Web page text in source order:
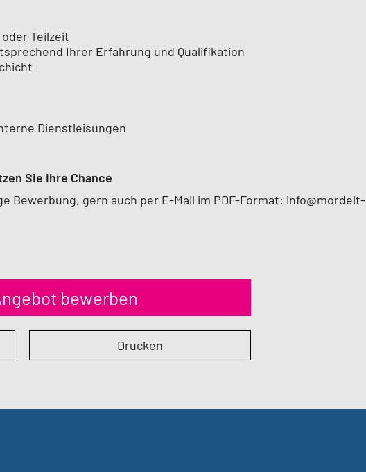
Teilzeit
Ihrer Erfahrung und Qualifikation
Dienstleisungen
Sie Ihre Chance
Bewerbung, gern auch per E-Mail im PDF-Format: info@mordelt-
bewerben
Drucken